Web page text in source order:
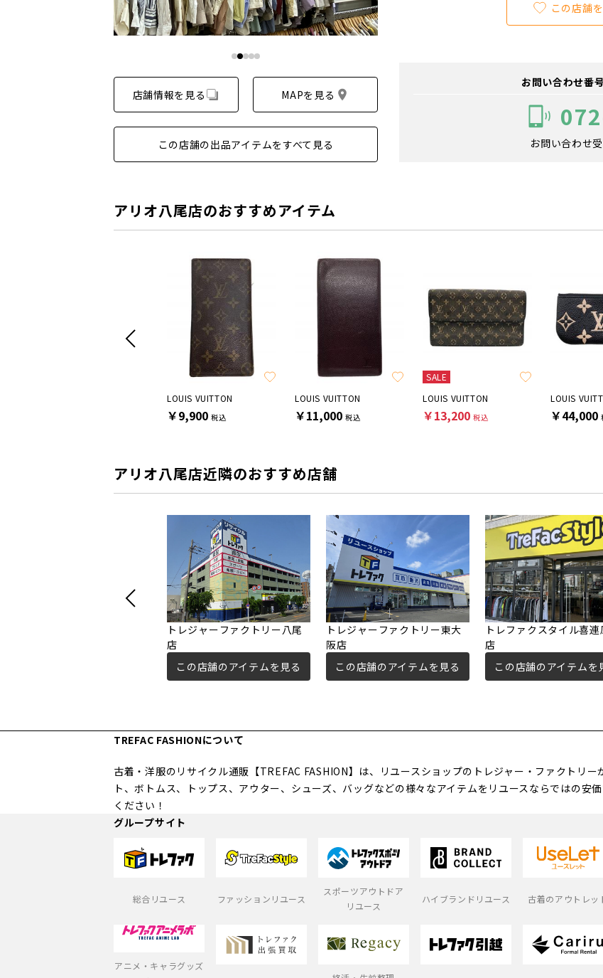
店舗情報を見る MAPを見る
この店舗の出品アイテムをすべて見る
この店舗
お問い合わせ番
お問い合わせ
アリオ八尾店のおすすめアイテム
LOUIS VUITTON
￥9,900 税込
LOUIS VUITTON
￥11,000 税込
SALE
LOUIS VUITTON
￥13,200 税込
LOUIS
￥44,000
アリオ八尾店近隣のおすすめ店舗
トレジャーファクトリー八尾
店
この店舗のアイテムを見る
トレジャーファクトリー東大
阪店
この店舗のアイテムを見る
トレファクスタイル喜連
店
この店舗のアイテムを
TREFAC FASHIONについて
古着・洋服のリサイクル通販【TREFAC FASHION】は、リユースショップのトレジャー・ファクトリ
ト、ボトムス、トップス、アウター、シューズ、バッグなどの様々なアイテムをリユースならではの安
ください！
グループサイト
総合リユース ファッションリユース
スポーツアウトドア
リユース
ハイブランドリユース 古着のアウトレッ
アニメ・キャラグッズ